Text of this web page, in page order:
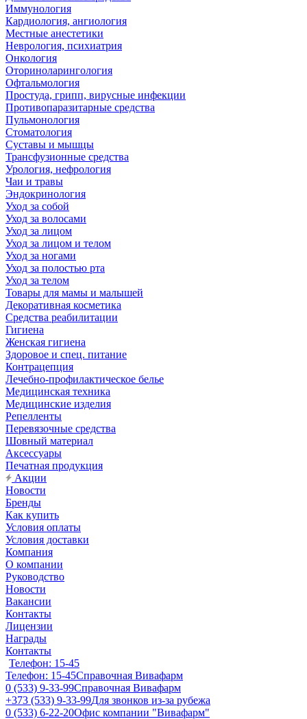
Иммунология
Кардиология, ангиология
Местные анестетики
Неврология, психиатрия
Онкология
Оториноларингология
Офтальмология
Простуда, грипп, вирусные инфекции
Противопаразитарные средства
Пульмонология
Стоматология
Суставы и мышцы
Трансфузионные средства
Урология, нефрология
Чаи и травы
Эндокринология
Уход за собой
Уход за волосами
Уход за лицом
Уход за лицом и телом
Уход за ногами
Уход за полостью рта
Уход за телом
Товары для мамы и малышей
Декоративная косметика
Средства реабилитации
Гигиена
Женская гигиена
Здоровое и спец. питание
Контрацепция
Лечебно-профилактическое белье
Медицинская техника
Медицинские изделия
Репелленты
Перевязочные средства
Шовный материал
Аксессуары
Печатная продукция
Акции
Новости
Бренды
Как купить
Условия оплаты
Условия доставки
Компания
О компании
Руководство
Новости
Вакансии
Контакты
Лицензии
Награды
Контакты
Телефон: 15-45
Телефон: 15-45Справочная Вивафарм
0 (533) 9-33-99Справочная Вивафарм
+373 (533) 9-33-99Для звонков из-за рубежа
0 (533) 6-22-20Офис компании "Вивафарм"